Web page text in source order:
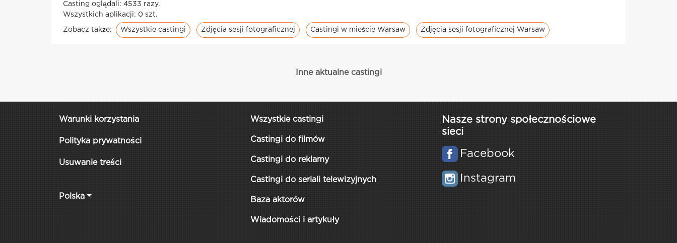
Casting oglądali: 4533 razy.
Wszystkich aplikacji: 0 szt.
Zobacz także: Wszystkie castingi Zdjęcia sesji fotograficznej Castingi w mieście Warsaw Zdjęcia sesji fotograficznej Warsaw
Inne aktualne castingi
Warunki korzystania
Polityka prywatności
Usuwanie treści
Polska
Wszystkie castingi
Castingi do filmów
Castingi do reklamy
Castingi do seriali telewizyjnych
Baza aktorów
Wiadomości i artykuły
Nasze strony społecznościowe
sieci
Facebook
Instagram